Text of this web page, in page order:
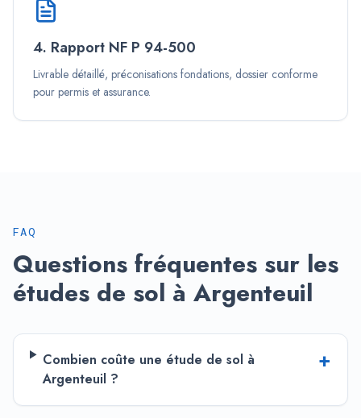
4. Rapport NF P 94-500
Livrable détaillé, préconisations fondations, dossier conforme
pour permis et assurance.
FAQ
Questions fréquentes sur les
études de sol à Argenteuil
Combien coûte une étude de sol à
Argenteuil ?
+